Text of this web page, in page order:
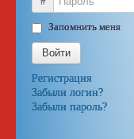
Пароль
Запомнить меня
Войти
Регистрация
Забыли логин?
Забыли пароль?